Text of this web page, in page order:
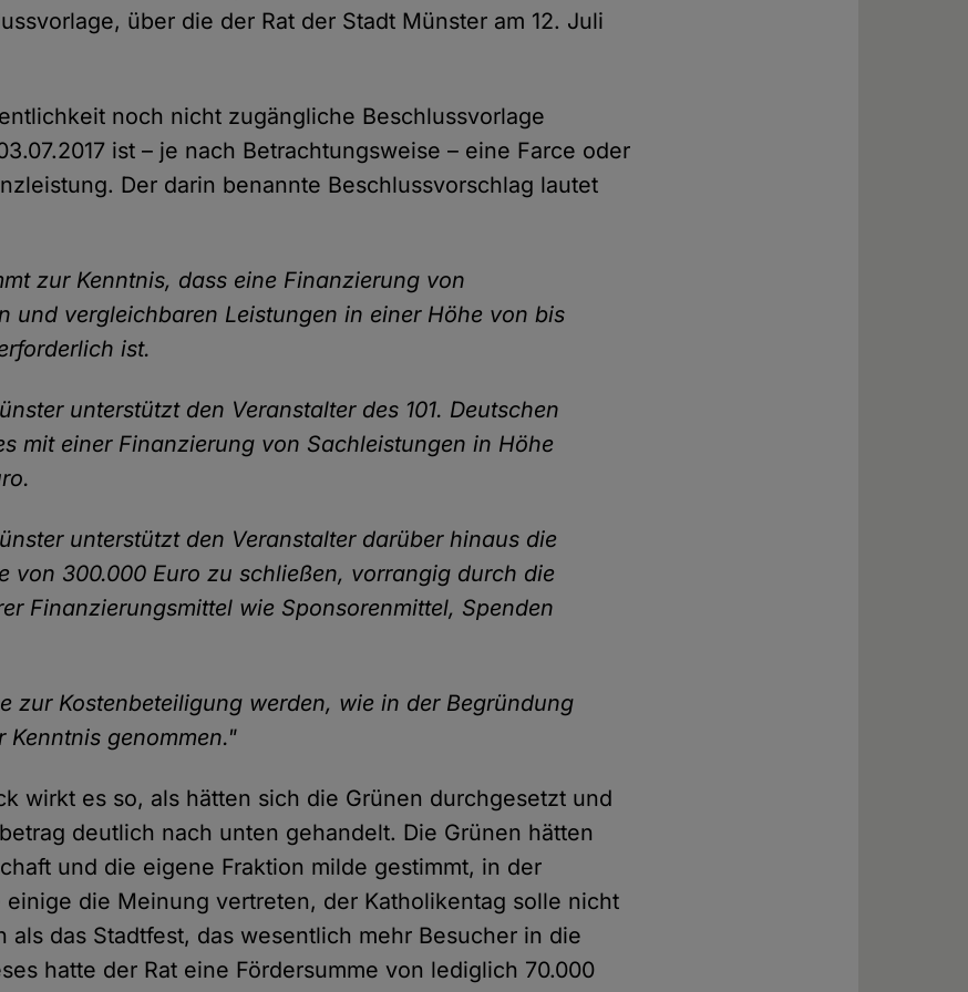
über die der Rat der Stadt Münster am 12. Juli
noch nicht zugängliche Beschlussvorlage
ist – je nach Betrachtungsweise – eine Farce oder
Der darin benannte Beschlussvorschlag lautet
zur Kenntnis, dass eine Finanzierung von
und vergleichbaren Leistungen in einer Höhe von bis
ist.
unterstützt den Veranstalter des 101. Deutschen
mit einer Finanzierung von Sachleistungen in Höhe
unterstützt den Veranstalter darüber hinaus die
von 300.000 Euro zu schließen, vorrangig durch die
Finanzierungsmittel wie Sponsorenmittel, Spenden
zur Kostenbeteiligung werden, wie in der Begründung
Kenntnis genommen."
wirkt es so, als hätten sich die Grünen durchgesetzt und
deutlich nach unten gehandelt. Die Grünen hätten
und die eigene Fraktion milde gestimmt, in der
die Meinung vertreten, der Katholikentag solle nicht
als das Stadtfest, das wesentlich mehr Besucher in die
hatte der Rat eine Fördersumme von lediglich 70.000